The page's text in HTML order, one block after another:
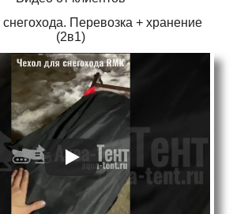
Перевозка + хранение
(2в1)